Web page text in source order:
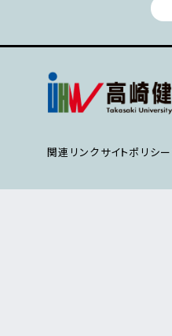
関連リンクサイトポリシー